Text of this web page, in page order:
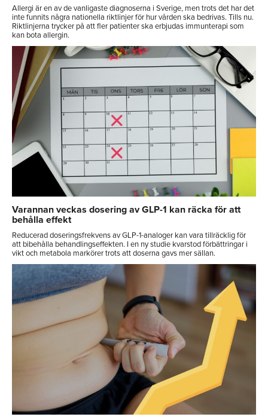
Allergi är en av de vanligaste diagnoserna i Sverige, men trots det har det
inte funnits några nationella riktlinjer för hur vården ska bedrivas. Tills nu.
Riktlinjerna trycker på att fler patienter ska erbjudas immunterapi som
kan bota allergin.
Varannan veckas dosering av GLP-1 kan räcka för att
behålla effekt
Reducerad doseringsfrekvens av GLP-1-analoger kan vara tillräcklig för
att bibehålla behandlingseffekten. I en ny studie kvarstod förbättringar i
vikt och metabola markörer trots att doserna gavs mer sällan.